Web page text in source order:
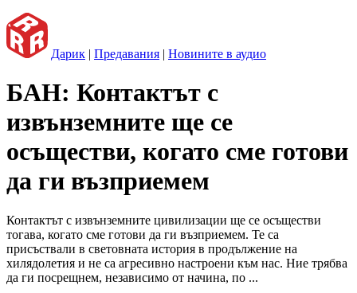
Дарик | Предавания | Новините в аудио
БАН: Контактът с
извънземните ще се
осъществи, когато сме готови
да ги възприемем
Контактът с извънземните цивилизации ще се осъществи
тогава, когато сме готови да ги възприемем. Те са
присъствали в световната история в продължение на
хилядолетия и не са агресивно настроени към нас. Ние трябва
да ги посрещнем, независимо от начина, по ...